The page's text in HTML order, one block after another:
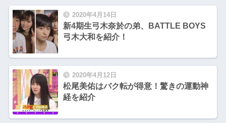
2020年4月14日
新4期生弓木奈於の弟、BATTLE BOYS
弓木大和を紹介！
2020年4月12日
松尾美佑はバク転が得意！驚きの運動神
経を紹介